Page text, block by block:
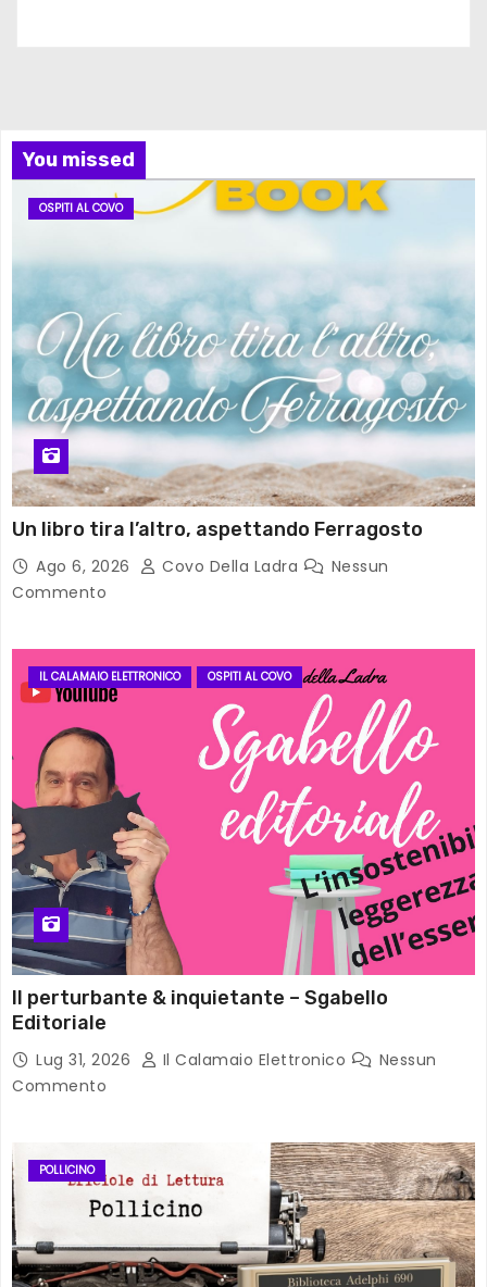
You missed
OSPITI AL COVO
Un libro tira l’altro, aspettando Ferragosto
Ago 6, 2026 Covo Della Ladra
Nessun
Commento
IL CALAMAIO ELETTRONICO OSPITI AL COVO
Il perturbante & inquietante – Sgabello
Editoriale
Lug 31, 2026 Il Calamaio Elettronico
Nessun
Commento
POLLICINO